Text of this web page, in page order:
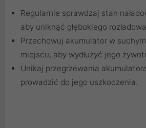
Regularnie sprawdzaj stan
aby uniknąć głębokiego
Przechowuj akumulator w suchym
miejscu, aby wydłużyć jego
Unikaj przegrzewania
prowadzić do jego uszkodzenia.